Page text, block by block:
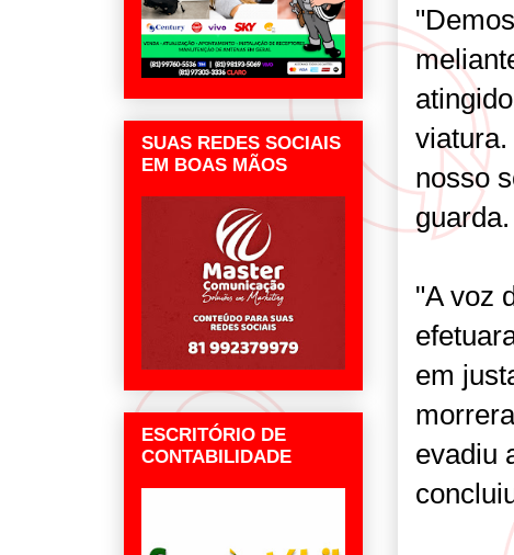
nosso
guarda.
"A voz
em
evadiu
SUAS REDES SOCIAIS
EM BOAS MÃOS
ESCRITÓRIO DE
CONTABILIDADE